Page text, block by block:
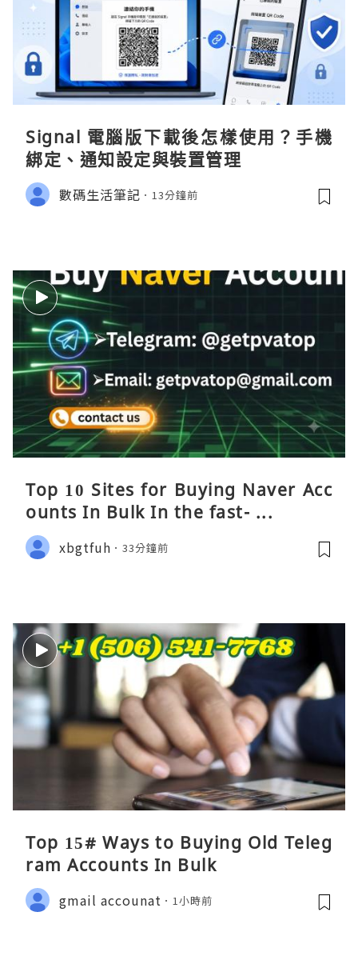
Signal 電腦版下載後怎樣使用？手機
綁定、通知設定與裝置管理
數碼生活筆記 13分鐘前
Top 10 Sites for Buying Naver Acc
ounts In Bulk In the fast- ...
xbgtfuh 33分鐘前
Top 15# Ways to Buying Old Teleg
ram Accounts In Bulk
gmail accounat 1小時前